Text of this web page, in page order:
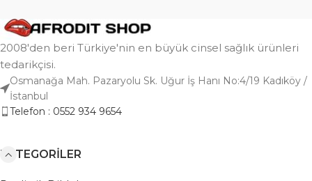
2008'den beri Türkiye'nin en büyük cinsel sağlık ürünleri
tedarikçisi.
Osmanağa Mah. Pazaryolu Sk. Uğur İş Hanı No:4/19 Kadıköy /
İstanbul
Telefon : 0552 934 9654
KATEGORILER